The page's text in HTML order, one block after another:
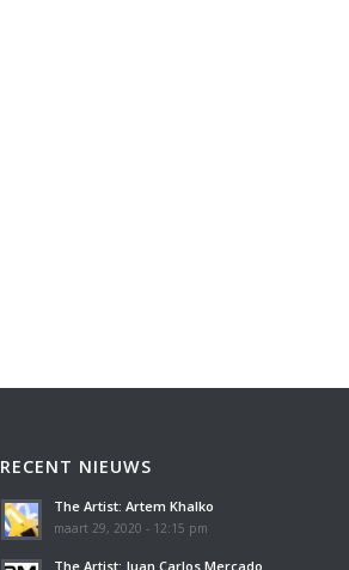
RECENT NIEUWS
The Artist: Artem Khalko
maart 29, 2020 - 12:15 pm
The Artist: Juan Carlos Mercado